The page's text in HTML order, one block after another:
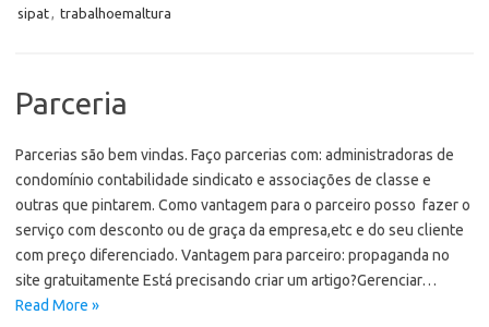
sipat, trabalhoemaltura
Parceria
Parcerias são bem vindas. Faço parcerias com: administradoras de
condomínio contabilidade sindicato e associações de classe e
outras que pintarem. Como vantagem para o parceiro posso fazer o
serviço com desconto ou de graça da empresa,etc e do seu cliente
com preço diferenciado. Vantagem para parceiro: propaganda no
site gratuitamente Está precisando criar um artigo?Gerenciar…
Read More »